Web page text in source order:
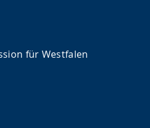
für Westfalen